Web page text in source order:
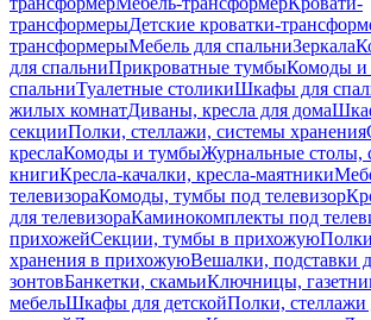
трансформерыДетские кроватки-
трансформерыМебель для спальниЗеркала
для спальниПрикроватные тумбыКомоды и
спальниТуалетные столикиШкафы для
жилых комнатДиваны, кресла для дома
секцииПолки, стеллажи, системы хранения
креслаКомоды и тумбыЖурнальные столы,
книгиКресла-качалки, кресла-маятники
телевизораКомоды, тумбы под телевизор
для телевизораКаминокомплекты под
прихожейСекции, тумбы в прихожую
хранения в прихожуюВешалки, подставки
зонтовБанкетки, скамьиКлючницы,
мебельШкафы для детскойПолки, стеллажи